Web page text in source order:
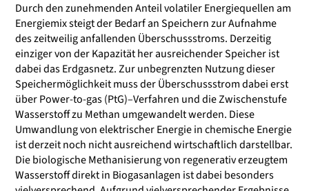
Durch den zunehmenden Anteil volatiler Energiequellen am
Energiemix steigt der Bedarf an Speichern zur Aufnahme
des zeitweilig anfallenden Überschussstroms. Derzeitig
einziger von der Kapazität her ausreichender Speicher ist
dabei das Erdgasnetz. Zur unbegrenzten Nutzung dieser
Speichermöglichkeit muss der Überschussstrom dabei erst
über Power-to-gas (PtG)–Verfahren und die Zwischenstufe
Wasserstoff zu Methan umgewandelt werden. Diese
Umwandlung von elektrischer Energie in chemische Energie
ist derzeit noch nicht ausreichend wirtschaftlich darstellbar.
Die biologische Methanisierung von regenerativ erzeugtem
Wasserstoff direkt in Biogasanlagen ist dabei besonders